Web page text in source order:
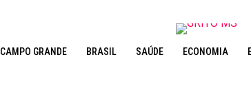
CAMPO GRANDE BRASIL SAÚDE ECONOMIA